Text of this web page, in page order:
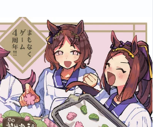
Uma Musume: Star Blossom.
Мангу не читал:
O, Sakura Chiyono O,
Sunday, Narita Brian, Hishi